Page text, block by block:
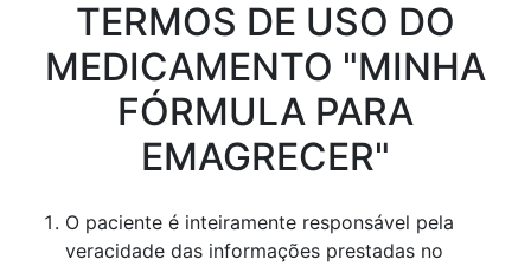
TERMOS DE USO DO
MEDICAMENTO "MINHA
FÓRMULA PARA
EMAGRECER"
O paciente é inteiramente responsável pela
veracidade das informações prestadas no